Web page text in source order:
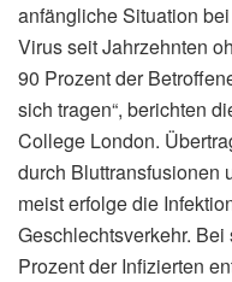
anfängliche Situation
Virus seit Jahrzehnten
90 Prozent der
sich tragen“, berichten
College London.
durch Bluttransfusionen
meist erfolge die
Geschlechtsverkehr.
Prozent der Infizierten